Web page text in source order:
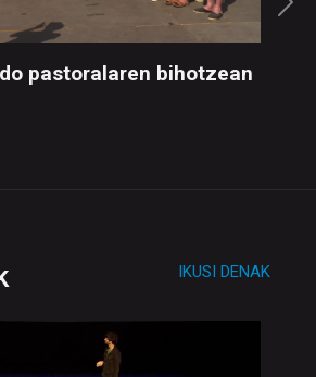
pastoralaren bihotzean
IKUSI DENAK